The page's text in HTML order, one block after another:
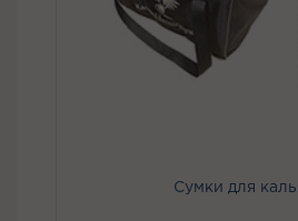
Сумки для